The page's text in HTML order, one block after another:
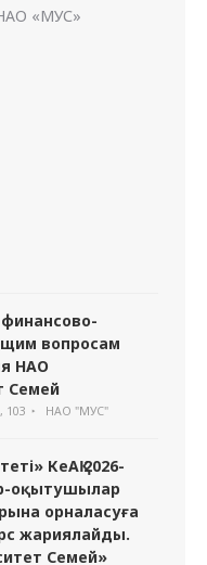
«МУС»
вопросам
НАО
Семей
103 НАО "МУС"
КеАҚ 2026-
оқытушылар
орналасуға
жариялайды.
Семей»